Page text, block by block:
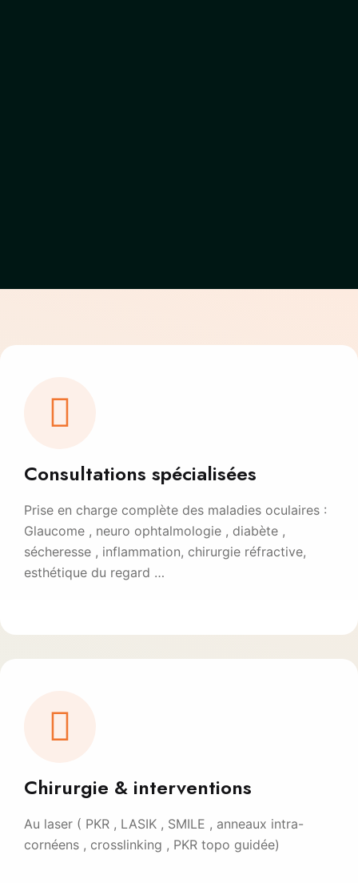
Consultations spécialisées
Prise en charge complète des maladies oculaires :
Glaucome , neuro ophtalmologie , diabète ,
sécheresse , inflammation, chirurgie réfractive,
esthétique du regard …
Chirurgie & interventions
Au laser ( PKR , LASIK , SMILE , anneaux intra-
cornéens , crosslinking , PKR topo guidée)